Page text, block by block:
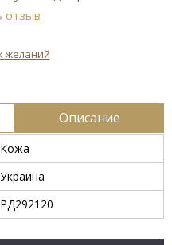
отзыв
желаний
Описание
Кожа
Украина
РД292120